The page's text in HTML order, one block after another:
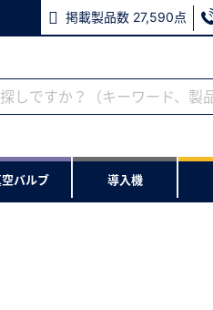
掲載製品数 27,590点
空バルブ 導入機
ます。